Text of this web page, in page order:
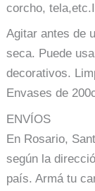
corcho,
Agitar antes de
seca. Puede
decorativos.
Envases de
ENVÍOS
En Rosario,
según la
país. Armá tu